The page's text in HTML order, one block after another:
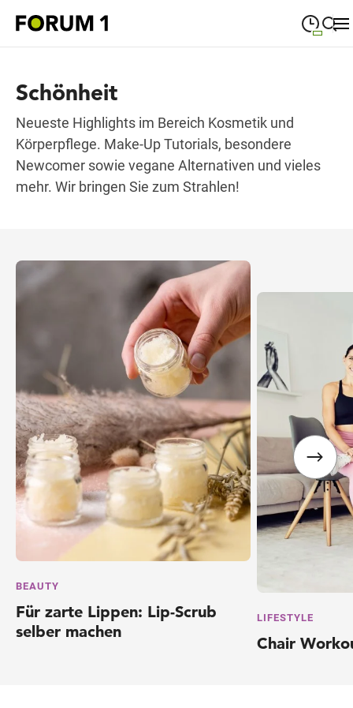
Dienstag
Mittwoch
MITTWOCH 09:00
Donnerstag
DONNERSTAG
Samstag
Sonderöffnungszeiten
Wegbeschreibung
Schönheit
Neueste Highlights im Bereich Kosmetik und
Körperpflege. Make-Up Tutorials, besondere
Newcomer sowie vegane Alternativen und vieles
mehr. Wir bringen Sie zum Strahlen!
BEAUTY
Für zarte Lippen: Lip-Scrub
selber machen
LIFESTYLE
Chair